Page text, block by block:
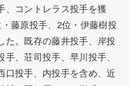
、コントレラス投手を獲
藤原投手、2位・伊藤樹投
た。既存の藤井投手、岸投
、荘司投手、早川投手、
口投手、内投手を含め、近